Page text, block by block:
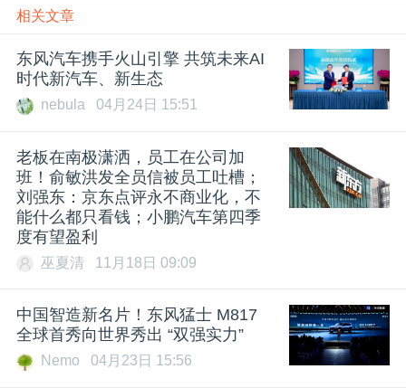
相关文章
东风汽车携手火山引擎 共筑未来AI
时代新汽车、新生态
nebula 04月24日 15:51
老板在南极潇洒，员工在公司加
班！俞敏洪发全员信被员工吐槽；
刘强东：京东点评永不商业化，不
能什么都只看钱；小鹏汽车第四季
度有望盈利
巫夏清 11月18日 09:09
中国智造新名片！东风猛士 M817
全球首秀向世界秀出 “双强实力”
Nemo 04月23日 15:56